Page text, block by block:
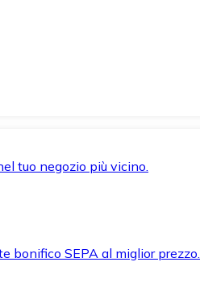
tuo negozio più vicino.
bonifico SEPA al miglior prezzo.